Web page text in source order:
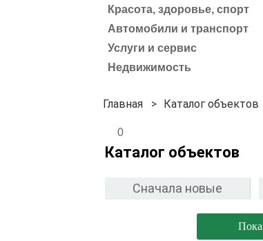
Красота, здоровье, спорт
Автомобили и транспорт
Услуги и сервис
Недвижимость
Каталог объектов
0
Каталог объектов
Сначала новые